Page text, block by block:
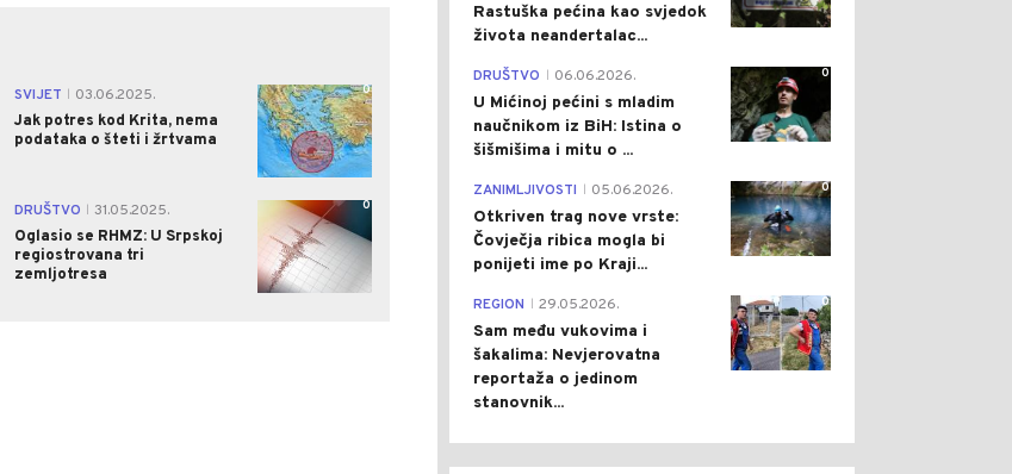
SVIJET
03.06.2025.
Jak potres kod Krita, nema
podataka o šteti i žrtvama
0
DRUŠTVO
31.05.2025.
Oglasio se RHMZ: U Srpskoj
regiostrovana tri
zemljotresa
0
Rastuška pećina kao svjedok
života neandertalac...
0
DRUŠTVO 06.06.2026.
U Mićinoj pećini s mladim
naučnikom iz BiH: Istina o
šišmišima i mitu o ...
0
ZANIMLJIVOSTI 05.06.2026.
Otkriven trag nove vrste:
Čovječja ribica mogla bi
ponijeti ime po Kraji...
0
REGION 29.05.2026.
Sam među vukovima i
šakalima: Nevjerovatna
reportaža o jedinom
stanovnik...